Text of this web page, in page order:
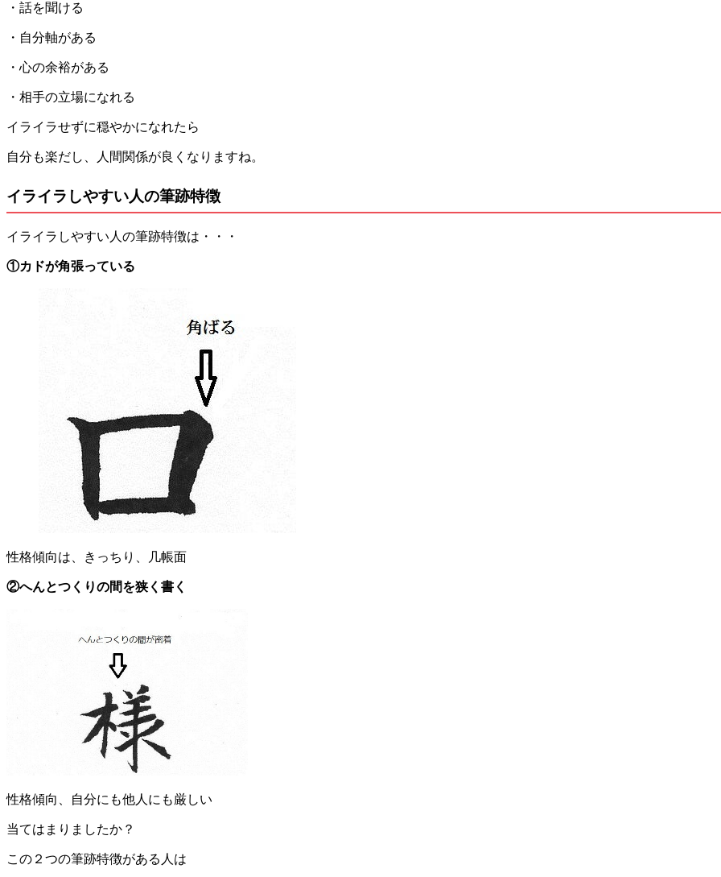
・話を聞ける
・自分軸がある
・心の余裕がある
・相手の立場になれる
イライラせずに穏やかになれたら
自分も楽だし、人間関係が良くなりますね。
イライラしやすい人の筆跡特徴
イライラしやすい人の筆跡特徴は・・・
①カドが角張っている
性格傾向は、きっちり、几帳面
②へんとつくりの間を狭く書く
性格傾向、自分にも他人にも厳しい
当てはまりましたか？
この２つの筆跡特徴がある人は